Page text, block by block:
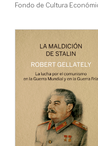
Fondo de Cultura